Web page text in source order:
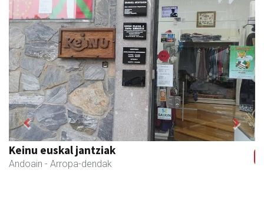
Keinu euskal jantziak
Andoain - Arropa-dendak
Previous Next